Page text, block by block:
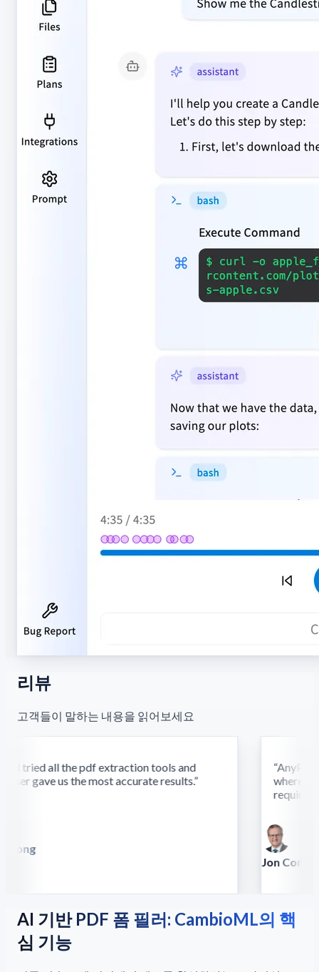
리뷰
고객들이 말하는 내용을 읽어보세요
tried all the pdf extraction tools and
gave us the most accurate results.”
where
require
Jon Conradt
AI 기반 PDF 폼 필러: CambioML의 핵
심 기능